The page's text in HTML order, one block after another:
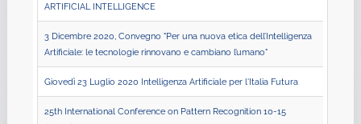
ARTIFICIAL INTELLIGENCE
3 Dicembre 2020, Convegno "Per una nuova etica dell’Intelligenza
Artificiale: le tecnologie rinnovano e cambiano l’umano"
Giovedì 23 Luglio 2020 Intelligenza Artificiale per l'Italia Futura
25th International Conference on Pattern Recognition 10-15